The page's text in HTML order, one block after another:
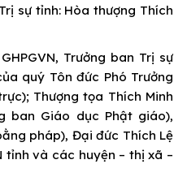
sự tỉnh: Hòa thượng Thích
Trưởng ban Trị sự
quý Tôn đức Phó Trưởng
Thượng tọa Thích Minh
ban Giáo dục Phật giáo),
pháp), Đại đức Thích Lệ
tỉnh và các huyện – thị xã –